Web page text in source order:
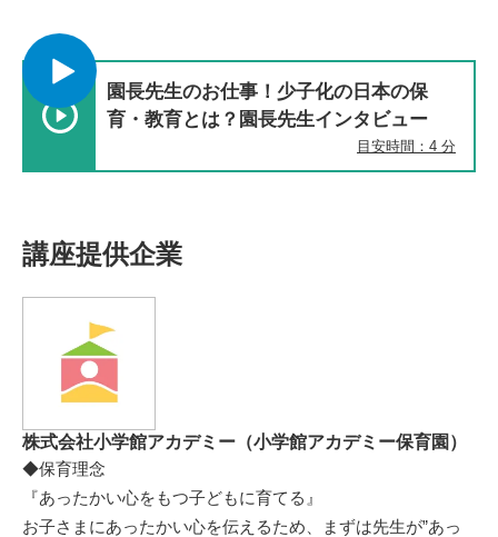
園長先生のお仕事！少子化の日本の保
育・教育とは？園長先生インタビュー
目安時間：4 分
講座提供企業
株式会社小学館アカデミー（小学館アカデミー保育園）
◆保育理念
『あったかい心をもつ子どもに育てる』
お子さまにあったかい心を伝えるため、まずは先生が”あっ